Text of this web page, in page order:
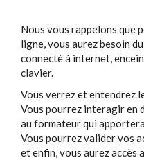
Nous vous rappelons que
ligne, vous aurez besoin
connecté à internet,
clavier.
Vous verrez et entendrez
Vous pourrez interagir en
au formateur qui
Vous pourrez valider vos
et enfin, vous aurez accès